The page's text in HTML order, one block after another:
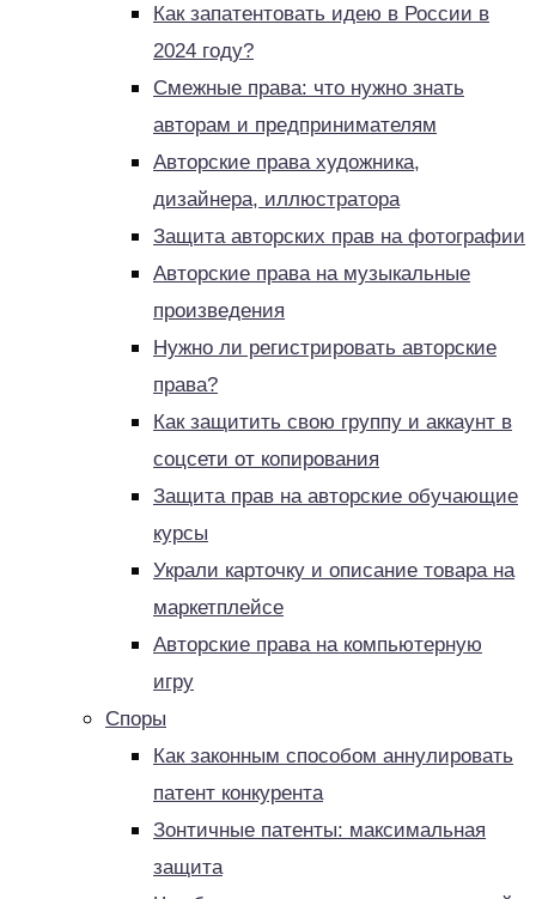
Как запатентовать идею в России в
2024 году?
Смежные права: что нужно знать
авторам и предпринимателям
Авторские права художника,
дизайнера, иллюстратора
Защита авторских прав на фотографии
Авторские права на музыкальные
произведения
Нужно ли регистрировать авторские
права?
Как защитить свою группу и аккаунт в
соцсети от копирования
Защита прав на авторские обучающие
курсы
Украли карточку и описание товара на
маркетплейсе
Авторские права на компьютерную
игру
Споры
Как законным способом аннулировать
патент конкурента
Зонтичные патенты: максимальная
защита